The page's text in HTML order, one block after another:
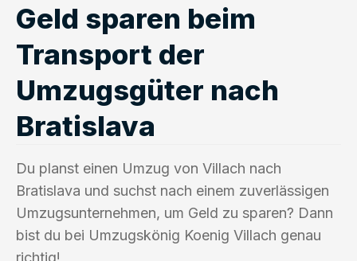
Geld sparen beim
Transport der
Umzugsgüter nach
Bratislava
Du planst einen Umzug von Villach nach
Bratislava und suchst nach einem zuverlässigen
Umzugsunternehmen, um Geld zu sparen? Dann
bist du bei Umzugskönig Koenig Villach genau
richtig!